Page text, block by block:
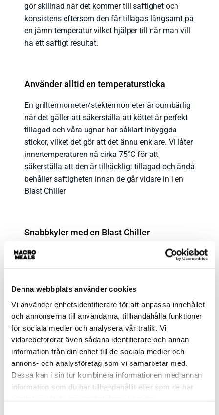
Denna webbplats använder cookies
Vi använder enhetsidentifierare för att anpassa innehållet
och annonserna till användarna, tillhandahålla funktioner
för sociala medier och analysera vår trafik. Vi
vidarebefordrar även sådana identifierare och annan
information från din enhet till de sociala medier och
annons- och analysföretag som vi samarbetar med.
Dessa kan i sin tur kombinera informationen med annan
information som du har tillhandahållit eller som de har
gör skillnad när det kommer till saftighet och
konsistens eftersom den får tillagas långsamt på
en jämn temperatur vilket hjälper till när man vill
ha ett saftigt resultat.
Använder alltid en temperatursticka
En grilltermometer/stektermometer är oumbärlig
när det gäller att säkerställa att köttet är perfekt
tillagad och våra ugnar har såklart inbyggda
stickor, vilket det gör att det ännu enklare. Vi låter
innertemperaturen nå cirka 75°C för att
säkerställa att den är tillräckligt tillagad och ändå
behåller saftigheten innan de går vidare in i en
Blast Chiller.
Snabbkyler med en Blast Chiller
Efter att kycklingen nått rätt temperatur går den
kycklingen eftergår jämfört med den traditionella
stekpannetillagningen med för hög temperatur.
Hemligheten att tillaga den godaste
kycklingen är enkel: Långsam
tillagning tillsammans med en
termometer